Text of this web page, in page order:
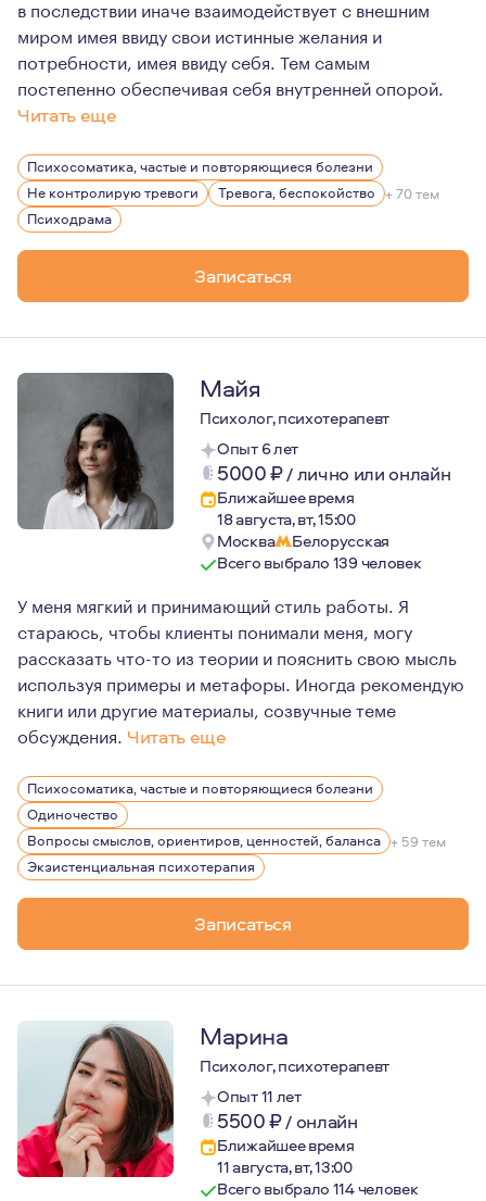
в последствии иначе взаимодействует с внешним
миром имея ввиду свои истинные желания и
потребности, имея ввиду себя. Тем самым
постепенно обеспечивая себя внутренней опорой.
Читать еще
Люблю проявления творчества в разных жизненных
Психосоматика, частые и повторяющиеся болезни
Не контролирую тревоги
Тревога, беспокойство + 70 тем
Психодрама
Записаться
Майя
Психолог, психотерапевт
Опыт 6 лет
5000₽/лично или онлайн
Ближайшее время
18 августа, вт, 15:00
Москва
Белорусская
Всего выбрало 139 человек
У меня мягкий и принимающий стиль работы. Я
стараюсь, чтобы клиенты понимали меня, могу
рассказать что-то из теории и пояснить свою мысль
используя примеры и метафоры. Иногда рекомендую
книги или другие материалы, созвучные теме
обсуждения. Читать еще
Психология - это моя вторая специальность,
Моя сильная сторона в работе - со мной безопасно и
Мое направление в работе - экзистенциальная
Психосоматика, частые и повторяющиеся болезни
Одиночество
Вопросы смыслов, ориентиров, ценностей, баланса + 59 тем
Экзистенциальная психотерапия
Записаться
Марина
Психолог, психотерапевт
Опыт 11 лет
5500₽/ онлайн
Ближайшее время
11 августа, вт, 13:00
Всего выбрало 114 человек